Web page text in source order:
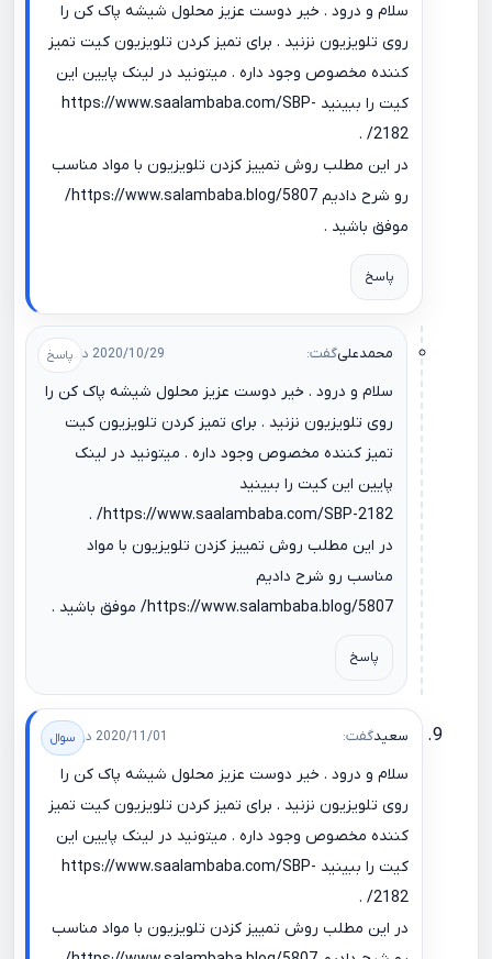
سلام و درود . خیر دوست عزیز محلول شیشه پاک کن را
روی تلویزیون نزنید . برای تمیز کردن تلویزیون کیت تمیز
کننده مخصوص وجود داره . میتونید در لینک پایین این
کیت را ببینید https://www.saalambaba.com/SBP-
2182/
.
در این مطلب روش تمییز کزدن تلویزیون با مواد مناسب
رو شرح دادیم https://www.salambaba.blog/5807/
موفق باشید .
پاسخ
محمدعلیگفت: 2020/10/29 در 11:28
سلام و درود . خیر دوست عزیز محلول شیشه پاک کن را
روی تلویزیون نزنید . برای تمیز کردن تلویزیون کیت
تمیز کننده مخصوص وجود داره . میتونید در لینک
پایین این کیت را ببینید
https://www.saalambaba.com/SBP-2182/
.
در این مطلب روش تمییز کزدن تلویزیون با مواد
مناسب رو شرح دادیم
https://www.salambaba.blog/5807/ موفق باشید .
پاسخ
سعیدگفت: 2020/11/01 در 14:32
سلام و درود . خیر دوست عزیز محلول شیشه پاک کن را
روی تلویزیون نزنید . برای تمیز کردن تلویزیون کیت تمیز
کننده مخصوص وجود داره . میتونید در لینک پایین این
کیت را ببینید https://www.saalambaba.com/SBP-
2182/
.
در این مطلب روش تمییز کزدن تلویزیون با مواد مناسب